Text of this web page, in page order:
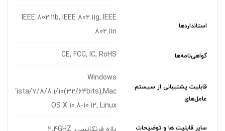
استانداردها
IEEE 802.11b, IEEE 802.11g, IEEE
802.11n
گواهی‌نامه‌ها CE, FCC, IC, RoHS
قابلیت پشتیبانی از سیستم
عامل‌های
Windows
XP/Vista/7/8/8.1/10(32/64bits),Mac
OS X 10.8-10.12, Linux
سایر قابلیت ها و توضیحات بازه فرنکانسی: 2.4GHZ